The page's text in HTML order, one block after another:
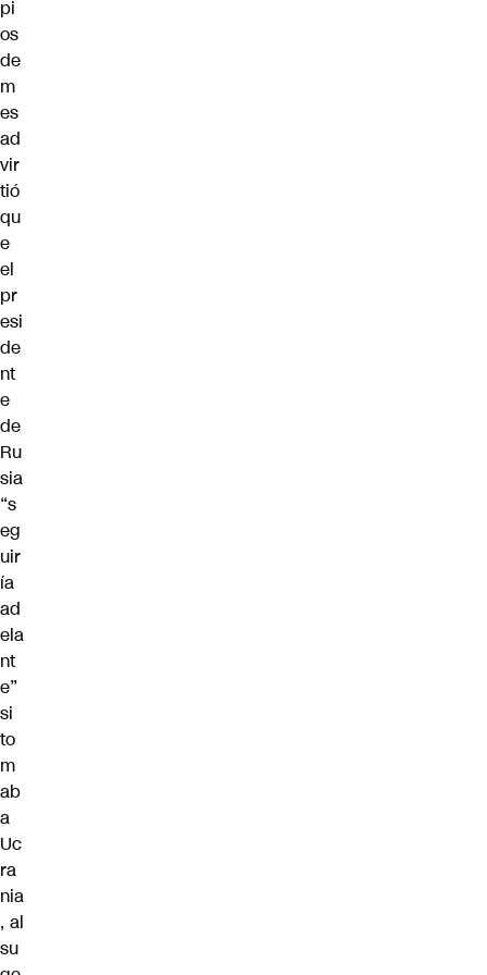
pi
os
de
m
es
ad
vir
tió
qu
e
el
pr
esi
de
nt
e
de
Ru
sia
“s
eg
uir
ía
ad
ela
nt
e”
si
to
m
ab
a
Uc
ra
nia
, al
su